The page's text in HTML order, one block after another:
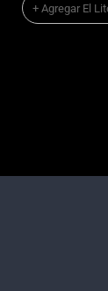
+ Agregar El